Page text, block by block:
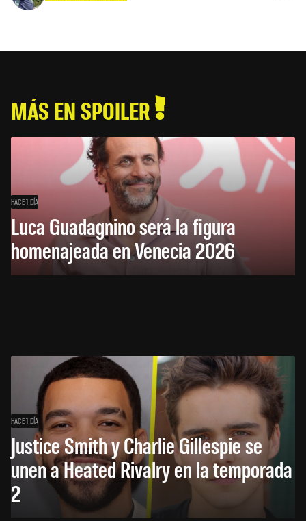
MÁS EN SPOILER
HACE 1 DÍA
Luca Guadagnino será la figura
homenajeada en Venecia 2026
HACE 1 DÍA
Justice Smith y Charlie Gillespie se
unen a Heated Rivalry en la temporada
2